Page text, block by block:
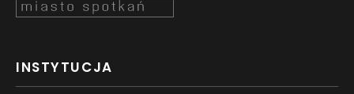
INSTYTUCJA